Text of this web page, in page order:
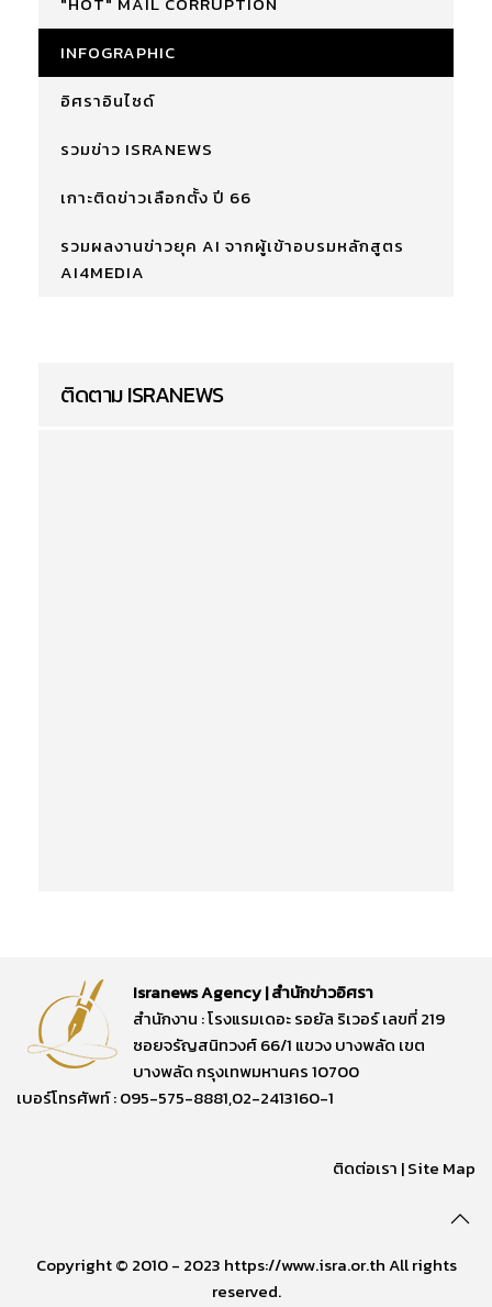
INFOGRAPHIC
อิศราอินไซด์
รวมข่าว ISRANEWS
เกาะติดข่าวเลือกตั้ง ปี 66
รวมผลงานข่าวยุค AI จากผู้เข้าอบรมหลักสูตร
AI4MEDIA
ติดตาม ISRANEWS
Isranews Agency | สำนักข่าวอิศรา
สำนักงาน : โรงแรมเดอะ รอยัล ริเวอร์ เลขที่ 219
ซอยจรัญสนิทวงศ์ 66/1 แขวง บางพลัด เขต
บางพลัด กรุงเทพมหานคร 10700
เบอร์โทรศัพท์ : 095-575-8881,02-2413160-1
ติดต่อเรา |Site Map
Copyright © 2010 - 2023 https://www.isra.or.th All rights
reserved.